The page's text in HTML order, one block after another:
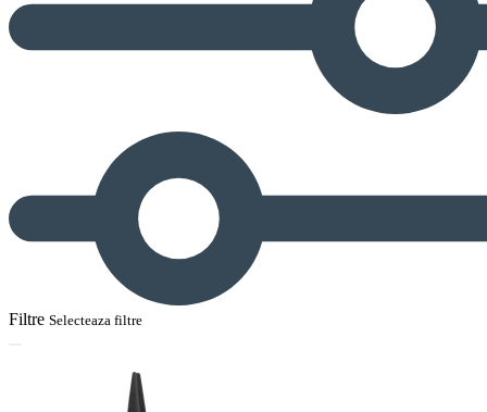
Filtre Selecteaza filtre